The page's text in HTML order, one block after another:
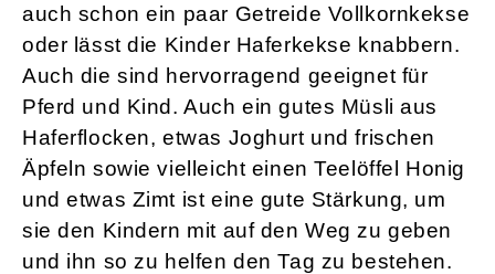
auch schon ein paar Getreide Vollkornkekse
oder lässt die Kinder Haferkekse knabbern.
Auch die sind hervorragend geeignet für
Pferd und Kind. Auch ein gutes Müsli aus
Haferflocken, etwas Joghurt und frischen
Äpfeln sowie vielleicht einen Teelöffel Honig
und etwas Zimt ist eine gute Stärkung, um
sie den Kindern mit auf den Weg zu geben
und ihn so zu helfen den Tag zu bestehen.